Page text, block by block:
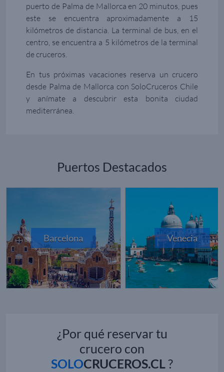
puerto de Palma de Mallorca en 20 minutos, pues
este se encuentra aproximadamente a 15
kilómetros de distancia. La terminal de bus, en el
centro, se encuentra a 5 kilómetros de la terminal
de cruceros.
En tus próximas vacaciones reserva un crucero
desde Palma de Mallorca con SoloCruceros Chile
y anímate a descubrir esta bonita ciudad
mediterránea.
Puertos Destacados
Barcelona Venecia
¿Por qué reservar tu
crucero con
SOLOCRUCEROS.CL?